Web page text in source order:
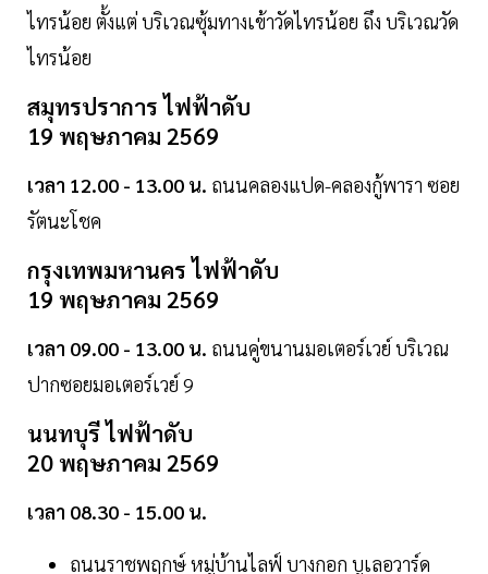
ไทรน้อย ตั้งแต่ บริเวณซุ้มทางเข้าวัดไทรน้อย ถึง บริเวณวัด
ไทรน้อย
สมุทรปราการ ไฟฟ้าดับ
19 พฤษภาคม 2569
เวลา 12.00 - 13.00 น. ถนนคลองแปด-คลองกู้พารา ซอย
รัตนะโชค
กรุงเทพมหานคร ไฟฟ้าดับ
19 พฤษภาคม 2569
เวลา 09.00 - 13.00 น. ถนนคู่ขนานมอเตอร์เวย์ บริเวณ
ปากซอยมอเตอร์เวย์ 9
นนทบุรี ไฟฟ้าดับ
20 พฤษภาคม 2569
เวลา 08.30 - 15.00 น.
ถนนราชพฤกษ์ หมู่บ้านไลฟ์ บางกอก บูเลอวาร์ด